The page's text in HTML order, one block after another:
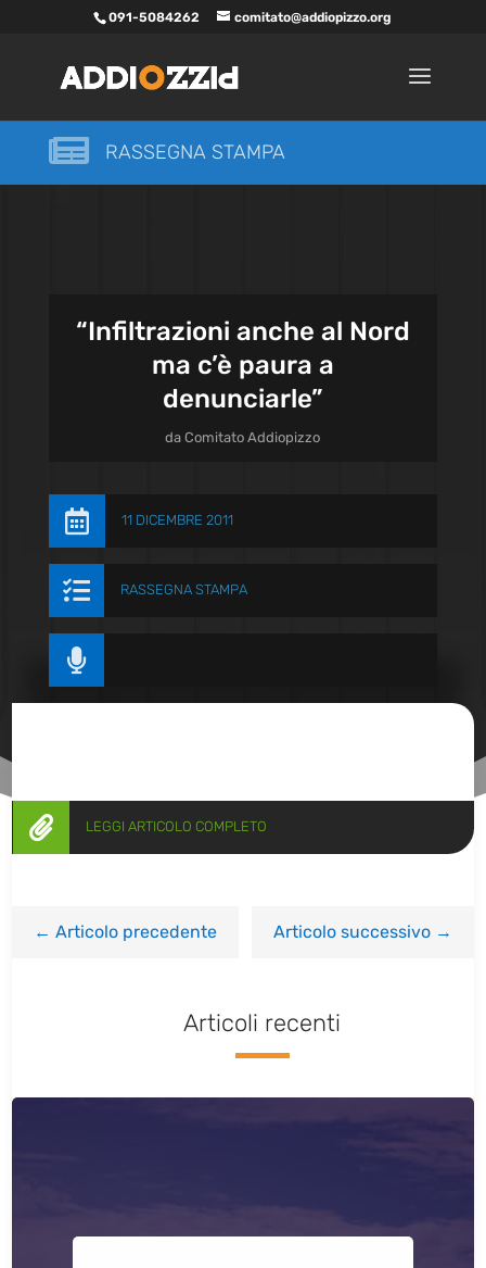
091-5084262 comitato@addiopizzo.org
 RASSEGNA STAMPA
“Infiltrazioni anche al Nord
ma c’è paura a
denunciarle”
daComitato Addiopizzo
 11 DICEMBRE 2011
 RASSEGNA STAMPA

 LEGGI ARTICOLO COMPLETO
←Articolo precedente Articolo successivo→
Articoli recenti